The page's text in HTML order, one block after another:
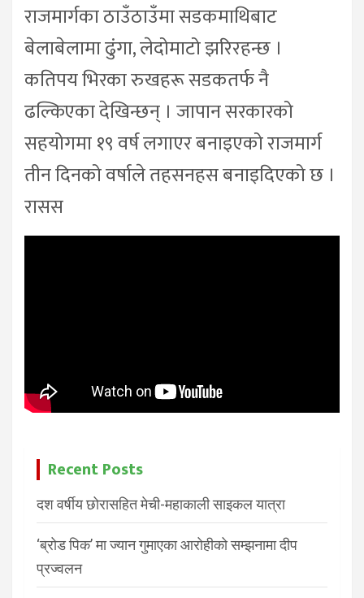
राजमार्गका ठाउँठाउँमा सडकमाथिबाट
बेलाबेलामा ढुंगा, लेदोमाटो झरिरहन्छ ।
कतिपय भिरका रुखहरू सडकतर्फ नै
ढल्किएका देखिन्छन् । जापान सरकारको
सहयोगमा १९ वर्ष लगाएर बनाइएको राजमार्ग
तीन दिनको वर्षाले तहसनहस बनाइदिएको छ ।
रासस
Recent Posts
दश वर्षीय छोरासहित मेची-महाकाली साइकल यात्रा
‘ब्रोड पिक’ मा ज्यान गुमाएका आरोहीको सम्झनामा दीप
प्रज्वलन